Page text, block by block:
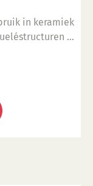
in keramiek
in